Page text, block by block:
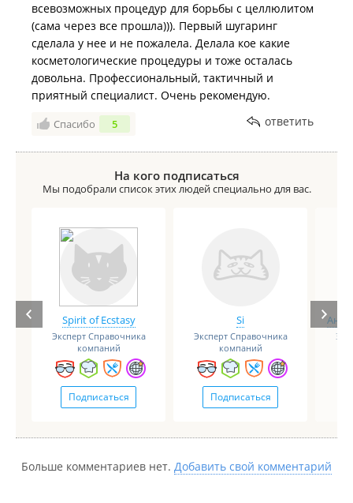
всевозможных процедур для борьбы с целлюлитом
(сама через все прошла))). Первый шугаринг
сделала у нее и не пожалела. Делала кое какие
косметологические процедуры и тоже осталась
довольна. Профессиональный, тактичный и
приятный специалист. Очень рекомендую.
Спасибо 5 ответить
На кого подписаться
Мы подобрали список этих людей специально для вас.
Spirit of Ecstasy
Эксперт Справочника
компаний
Подписаться
Si
Эксперт Справочника
компаний
Подписаться
Больше комментариев нет. Добавить свой комментарий